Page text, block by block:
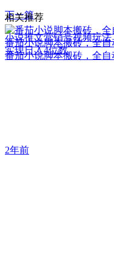
下一篇
小说推文营销号视频玩
实现日入4位数
相关推荐
番茄小说脚本搬砖，全自
番茄小说脚本搬砖，全自
2年前